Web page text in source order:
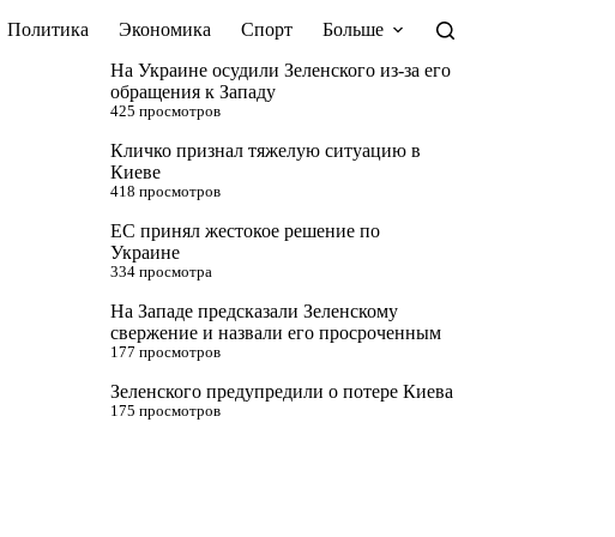
Политика Экономика Спорт
Больше
На Украине осудили Зеленского из-за его
обращения к Западу
425 просмотров
Кличко признал тяжелую ситуацию в
Киеве
418 просмотров
ЕС принял жестокое решение по
Украине
334 просмотра
На Западе предсказали Зеленскому
свержение и назвали его просроченным
177 просмотров
Зеленского предупредили о потере Киева
175 просмотров